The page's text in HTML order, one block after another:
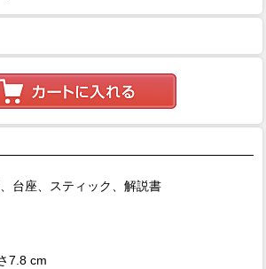
台座、スティック、解説書
7.8 cm